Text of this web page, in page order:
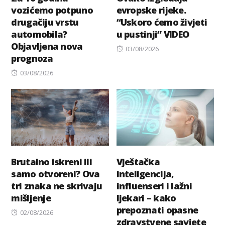
vozićemo potpuno
drugačiju vrstu
automobila?
Objavljena nova
prognoza
Posted
03/08/2026
evropske rijeke.
“Uskoro ćemo živjeti
u pustinji” VIDEO
Posted
03/08/2026
Brutalno iskreni ili
samo otvoreni? Ova
tri znaka ne skrivaju
mišljenje
Posted
02/08/2026
Vještačka
inteligencija,
influenseri i lažni
ljekari – kako
prepoznati opasne
zdravstvene savjete